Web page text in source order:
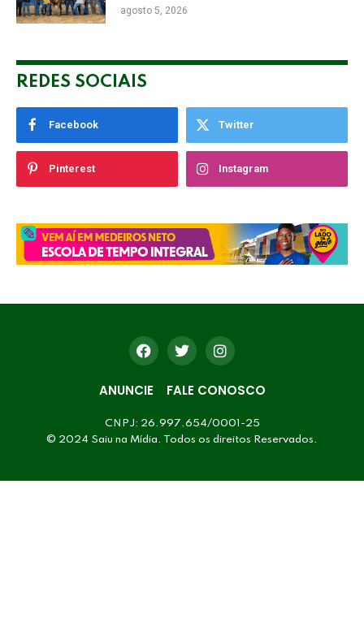
agosto 5, 2026
REDES SOCIAIS
Facebook Twitter
Pinterest Instagram
ANUNCIE FALE CONOSCO
CNPJ: 26.997.654/0001-25
© 2024 Saiu na Mídia. Todos os direitos Reservados.